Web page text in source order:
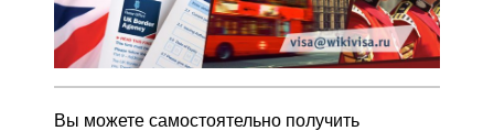
Вы можете самостоятельно получить